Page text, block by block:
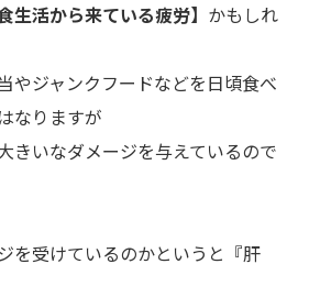
生活から来ている疲労】 かもしれ
やジャンクフードなどを日頃食べ
なりますが
きいなダメージを与えているので
を受けているのかというと『肝